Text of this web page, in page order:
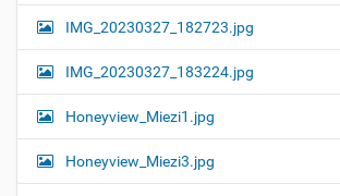
IMG_20230327_182723.jpg
IMG_20230327_183224.jpg
Honeyview_Miezi1.jpg
Honeyview_Miezi3.jpg